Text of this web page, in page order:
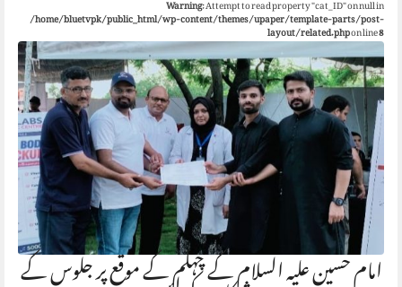
Warning: Attempt to read property "cat_ID" on null in
/home/bluetvpk/public_html/wp-content/themes/upaper/template-parts/post-
layout/related.phpon line8